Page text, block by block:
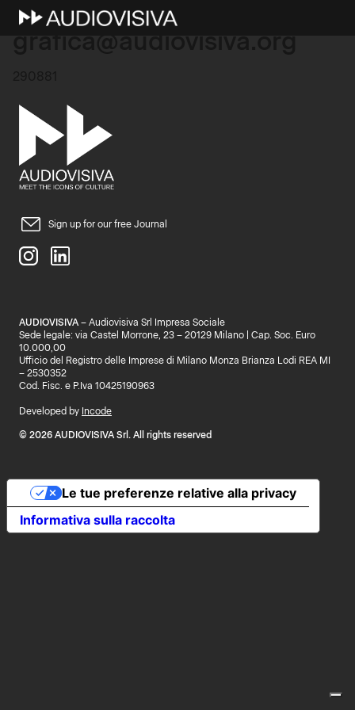
19 Marzo 2025
Sign up for our free Journal
AUDIOVISIVA – Audiovisiva Srl Impresa Sociale
Sede legale: via Castel Morrone, 23 – 20129 Milano | Cap. Soc. Euro
10.000,00
Ufficio del Registro delle Imprese di Milano Monza Brianza Lodi REA MI
– 2530352
Cod. Fisc. e P.Iva 10425190963
Developed by Incode
© 2026 AUDIOVISIVA Srl. All rights reserved
Informativa sulla raccolta
Le tue preferenze relative alla privacy